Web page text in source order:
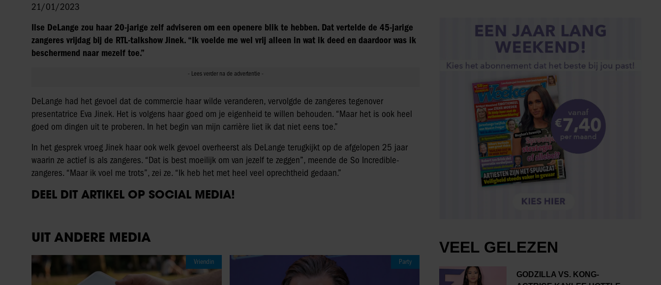
21/01/2023
Ilse DeLange zou haar 20-jarige zelf adviseren om een openere blik te hebben. Dat vertelde de 45-jarige
zangeres vrijdag bij de RTL-talkshow Jinek. “Ik voelde me wel vrij alleen in wat ik deed en daardoor was ik
beschermend naar mezelf toe.”
DeLange had het gevoel dat de commercie haar wilde veranderen, vervolgde de zangeres tegenover
presentatrice Eva Jinek. Het is volgens haar goed om je eigenheid te willen behouden. “Maar het is ook heel
goed om dingen uit te proberen. In het begin van mijn carrière liet ik dat niet eens toe.”
In het gesprek vroeg Jinek haar ook welk gevoel overheerst als DeLange terugkijkt op de afgelopen 25 jaar
waarin ze actief is als zangeres. “Dat is best moeilijk om van jezelf te zeggen”, meende de So Incredible-
zangeres. “Maar ik voel me trots”, zei ze. “Ik heb het met heel veel oprechtheid gedaan.”
DEEL DIT ARTIKEL OP SOCIAL MEDIA!
UIT ANDERE MEDIA
Vriendin Party